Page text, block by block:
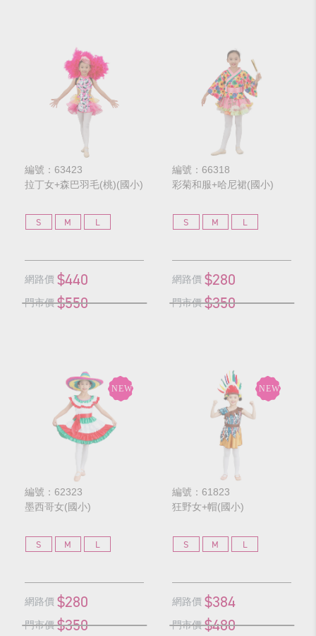
編號：63423
拉丁女+森巴羽毛(桃)(國小)
S M L
網路價 $440
門市價 $550
編號：66318
彩菊和服+哈尼裙(國小)
S M L
網路價 $280
門市價 $350
編號：62323
墨西哥女(國小)
S M L
網路價 $280
門市價 $350
編號：61823
狂野女+帽(國小)
S M L
網路價 $384
門市價 $480